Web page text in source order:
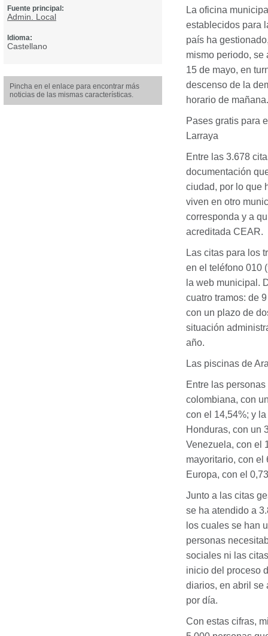
Fuente principal:
Admin. Local
Idioma:
Castellano
Pincha en el enlace para encontrar más
noticias de las mismas características.
La oficina
establecidos para
país ha
mismo periodo, se
15 de mayo, en
descenso de la
horario de mañana.
Pases gratis para
Larraya
Entre las 3.678
documentación
ciudad, por lo que
viven en otro
corresponda y a
acreditada CEAR.
Las citas para los
en el teléfono 010
la web municipal.
cuatro tramos: de
con un plazo de
situación
año.
Las piscinas de
Entre las
colombiana, con
con el 14,54%; y
Honduras, con un
Venezuela, con el
mayoritario, con el
Europa, con el
Junto a las citas
se ha atendido a
los cuales se han
personas
sociales ni las
inicio del proceso
diarios, en abril se
por día.
Con estas cifras,